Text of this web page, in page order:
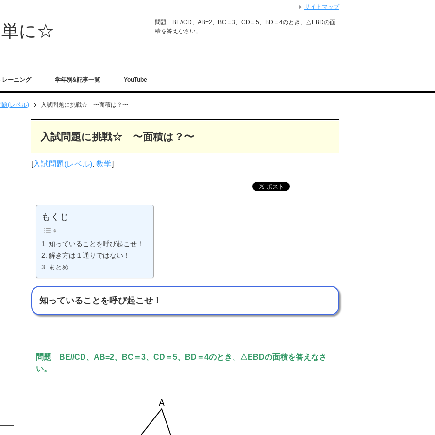
単に☆
問題 BE//CD、AB=2、BC＝3、CD＝5、BD＝4のとき、△EBDの面
積を答えなさい。
レーニング 学年別&記事一覧 YouTube
題(レベル) 入試問題に挑戦☆ 〜面積は？〜
入試問題に挑戦☆ 〜面積は？〜
[入試問題(レベル),数学]
もくじ
知っていることを呼び起こせ！
解き方は１通りではない！
まとめ
知っていることを呼び起こせ！
問題 BE//CD、AB=2、
BC＝3、CD＝5、BD＝4のとき、△EBDの面積を答えなさ
い。
サイトマップ